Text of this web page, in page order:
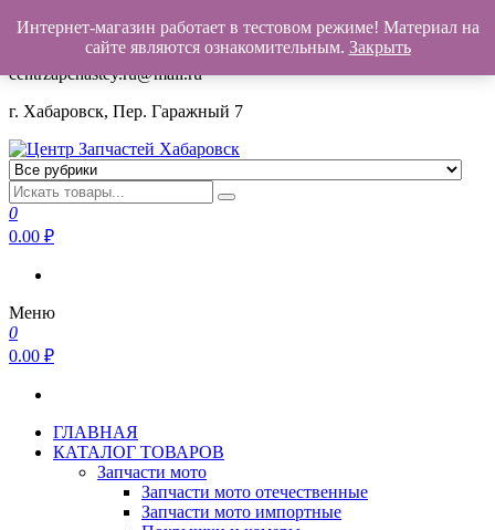
+7(962)503-00-25
centrzapchastey.ru@mail.ru
г. Хабаровск, Пер. Гаражный 7
Центр Запчастей Хабаровск
Запчасти для авто,
мото,бензопил,велосипедов,снегоходов,бензопил и т.д.
Хабаровск
0
0.00 ₽
Меню
0
0.00 ₽
ГЛАВНАЯ
КАТАЛОГ ТОВАРОВ
Запчасти мото
Запчасти мото отечественные
Запчасти мото импортные
Интернет-магазин работает в тестовом режиме! Материал на
сайте являются ознакомительным. Закрыть